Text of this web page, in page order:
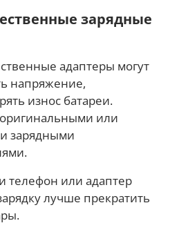
зарядные
адаптеры могут
напряжение,
износ батареи.
или
зарядными
телефон или адаптер
лучше прекратить